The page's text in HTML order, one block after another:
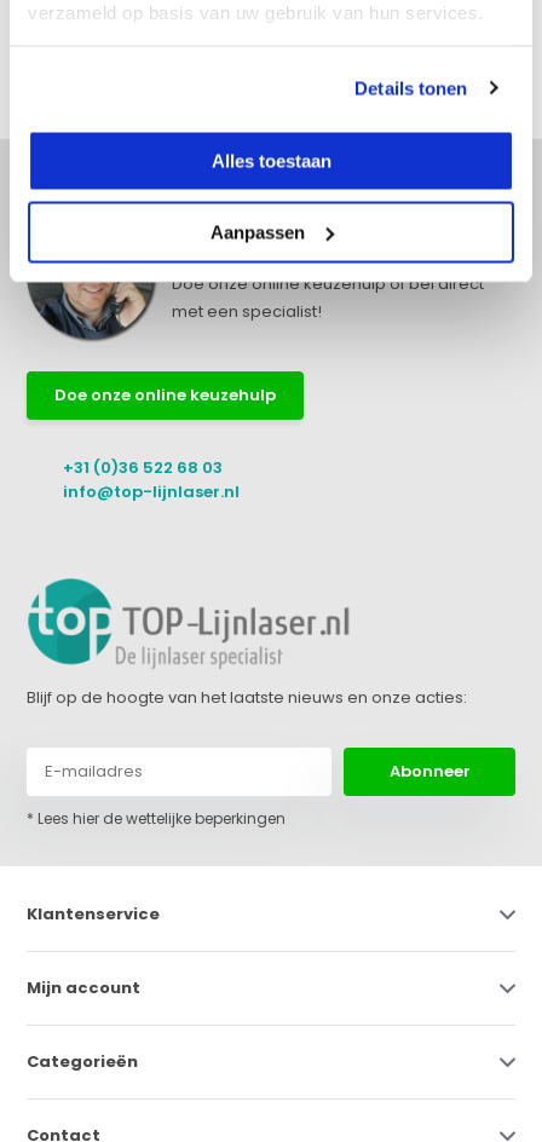
verzameld op basis van uw gebruik van hun services.
Details tonen
Alles toestaan
Aanpassen
Reviews
Advies nodig?
Doe onze online keuzehulp of bel direct
met een specialist!
Doe onze online keuzehulp
+31 (0)36 522 68 03
info@top-lijnlaser.nl
Blijf op de hoogte van het laatste nieuws en onze acties:
Abonneer
* Lees hier de wettelijke beperkingen
Klantenservice
Mijn account
Categorieën
Contact